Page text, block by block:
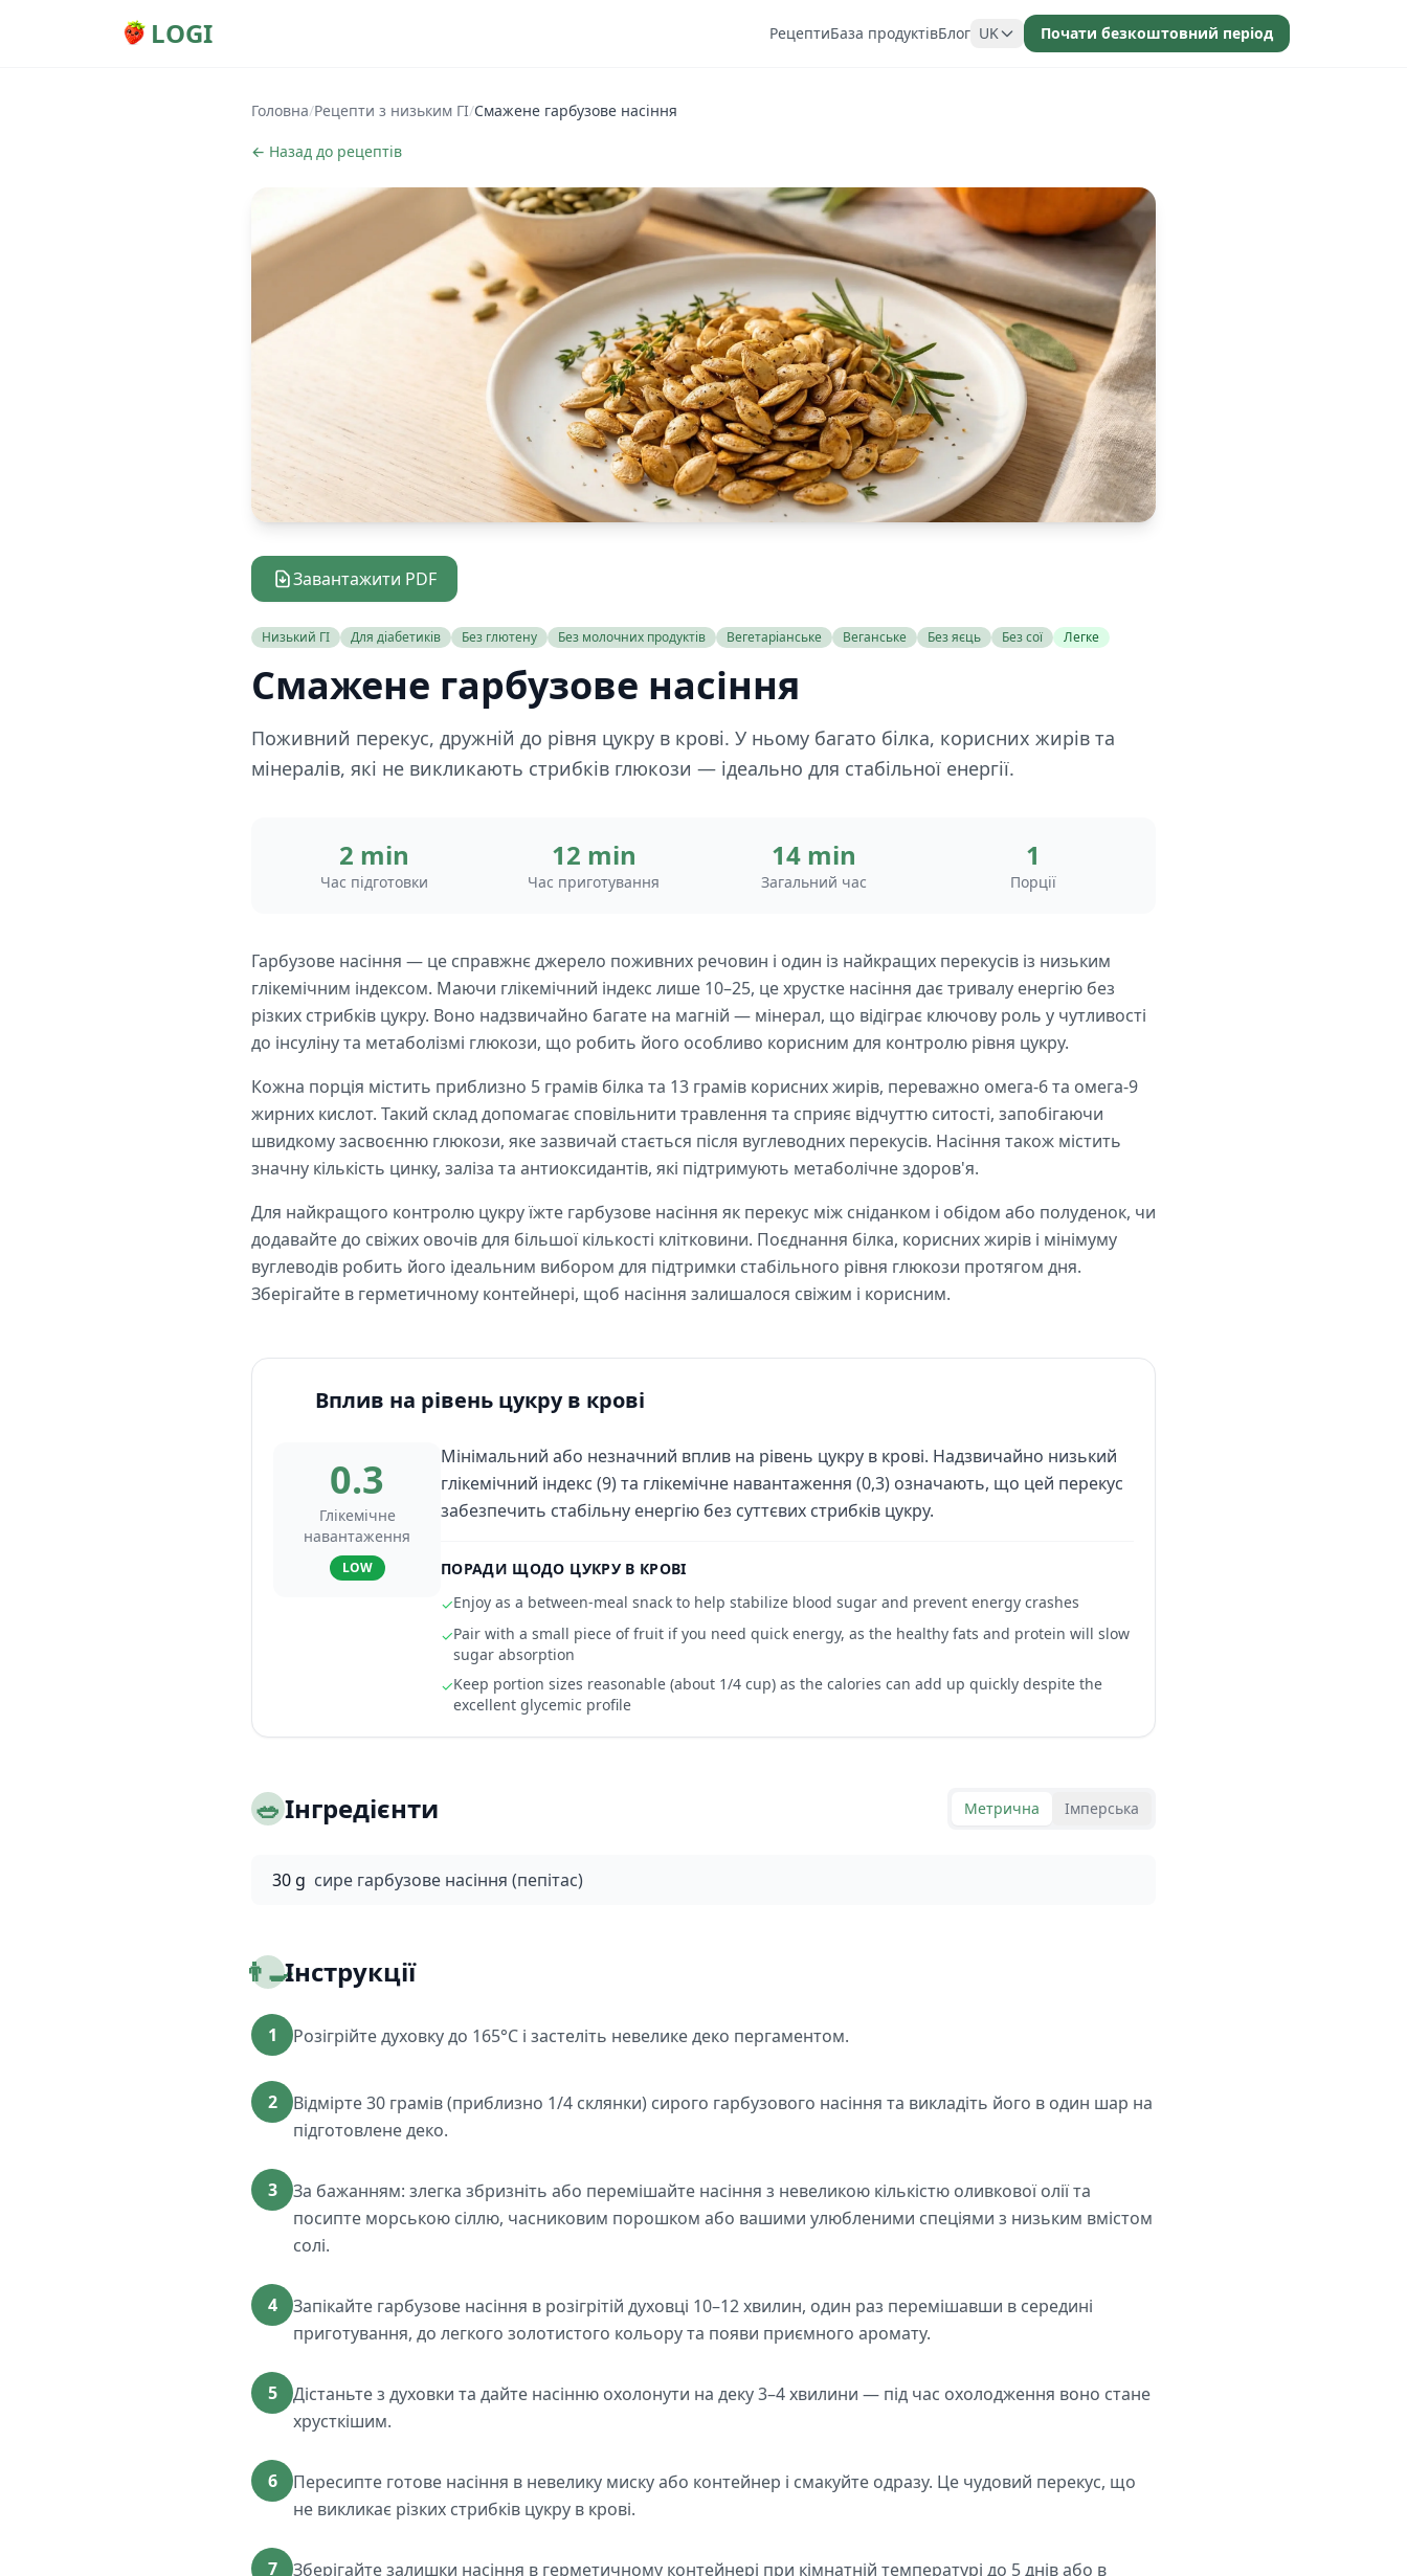
LOGI РецептиБаза продуктівБлог UK Почати безкоштовний період
Головна/Рецепти з низьким ГІ/Смажене гарбузове насіння
← Назад до рецептів
Завантажити PDF
Низький ГІ Для діабетиків Без глютену Без молочних продуктів Вегетаріанське Веганське Без яєць Без сої Легке
Смажене гарбузове насіння
Поживний перекус, дружній до рівня цукру в крові. У ньому багато білка, корисних жирів та
мінералів, які не викликають стрибків глюкози — ідеально для стабільної енергії.
2 min
Час підготовки
12 min
Час приготування
14 min
Загальний час
1
Порції
Гарбузове насіння — це справжнє джерело поживних речовин і один із найкращих перекусів із низьким
глікемічним індексом. Маючи глікемічний індекс лише 10–25, це хрустке насіння дає тривалу енергію без
різких стрибків цукру. Воно надзвичайно багате на магній — мінерал, що відіграє ключову роль у чутливості
до інсуліну та метаболізмі глюкози, що робить його особливо корисним для контролю рівня цукру.
Кожна порція містить приблизно 5 грамів білка та 13 грамів корисних жирів, переважно омега-6 та омега-9
жирних кислот. Такий склад допомагає сповільнити травлення та сприяє відчуттю ситості, запобігаючи
швидкому засвоєнню глюкози, яке зазвичай стається після вуглеводних перекусів. Насіння також містить
значну кількість цинку, заліза та антиоксидантів, які підтримують метаболічне здоров'я.
Для найкращого контролю цукру їжте гарбузове насіння як перекус між сніданком і обідом або полуденок, чи
додавайте до свіжих овочів для більшої кількості клітковини. Поєднання білка, корисних жирів і мінімуму
вуглеводів робить його ідеальним вибором для підтримки стабільного рівня глюкози протягом дня.
Зберігайте в герметичному контейнері, щоб насіння залишалося свіжим і корисним.
Вплив на рівень цукру в крові
0.3
Глікемічне
навантаження
LOW
Мінімальний або незначний вплив на рівень цукру в крові. Надзвичайно низький
глікемічний індекс (9) та глікемічне навантаження (0,3) означають, що цей перекус
забезпечить стабільну енергію без суттєвих стрибків цукру.
ПОРАДИ ЩОДО ЦУКРУ В КРОВІ
✓Enjoy as a between-meal snack to help stabilize blood sugar and prevent energy crashes
✓Pair with a small piece of fruit if you need quick energy, as the healthy fats and protein will slow
sugar absorption
✓Keep portion sizes reasonable (about 1/4 cup) as the calories can add up quickly despite the
excellent glycemic profile
🥗Інгредієнти Метрична Імперська
30 g сире гарбузове насіння (пепітас)
👨‍🍳Інструкції
1 Розігрійте духовку до 165°C і застеліть невелике деко пергаментом.
2
Відмірте 30 грамів (приблизно 1/4 склянки) сирого гарбузового насіння та викладіть його в один шар на
підготовлене деко.
3
За бажанням: злегка збризніть або перемішайте насіння з невеликою кількістю оливкової олії та
посипте морською сіллю, часниковим порошком або вашими улюбленими спеціями з низьким вмістом
солі.
4
Запікайте гарбузове насіння в розігрітій духовці 10–12 хвилин, один раз перемішавши в середині
приготування, до легкого золотистого кольору та появи приємного аромату.
5
Дістаньте з духовки та дайте насінню охолонути на деку 3–4 хвилини — під час охолодження воно стане
хрусткішим.
6
Пересипте готове насіння в невелику миску або контейнер і смакуйте одразу. Це чудовий перекус, що
не викликає різких стрибків цукру в крові.
7
Зберігайте залишки насіння в герметичному контейнері при кімнатній температурі до 5 днів або в